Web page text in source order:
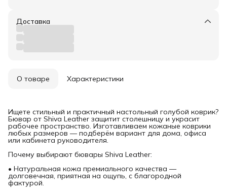
Доставка
О товаре Характеристики
Ищете стильный и практичный настольный голубой коврик?
Бювар от Shiva Leather защитит столешницу и украсит
рабочее пространство. Изготавливаем кожаные коврики
любых размеров — подберём вариант для дома, офиса
или кабинета руководителя.
Почему выбирают бювары Shiva Leather:
• Натуральная кожа премиального качества —
долговечная, приятная на ощупь, с благородной
фактурой.